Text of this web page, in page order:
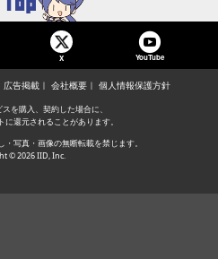
X YouTube
広告掲載 会社概要 個人情報保護方針
を購入、契約した場合に、
還元されることがあります。
写真・画像の無断転載を禁じます。
© 2026 IID, Inc.